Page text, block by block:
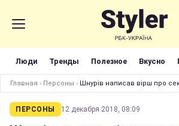
Люди Тренды Полезное Вкусно
Главная › Персоны › Шнурів написав вірш про
ПЕРСОНЫ 12 декабря 2018, 08:09